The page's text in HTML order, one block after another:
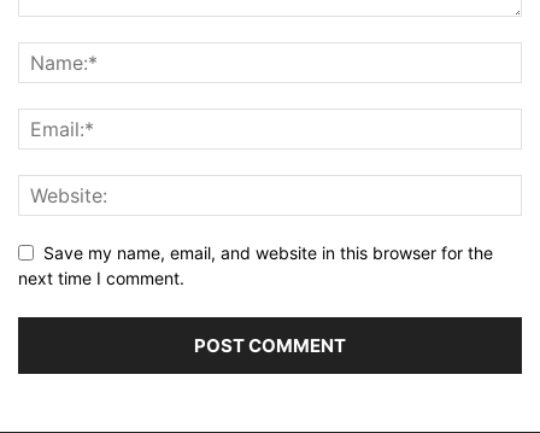
Save my name, email, and website in this browser for the
next time I comment.